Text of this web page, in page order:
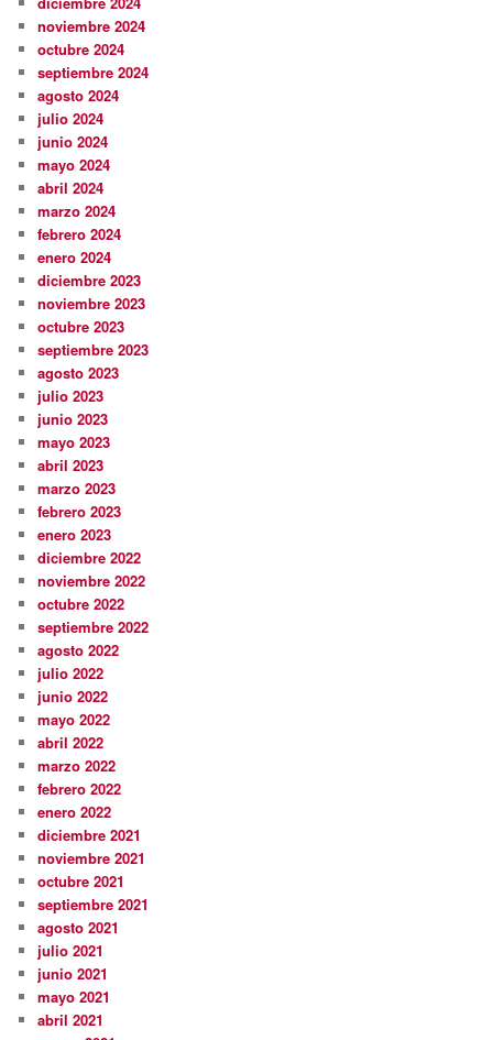
noviembre 2024
octubre 2024
septiembre 2024
agosto 2024
julio 2024
junio 2024
mayo 2024
abril 2024
marzo 2024
febrero 2024
enero 2024
diciembre 2023
noviembre 2023
octubre 2023
septiembre 2023
agosto 2023
julio 2023
junio 2023
mayo 2023
abril 2023
marzo 2023
febrero 2023
enero 2023
diciembre 2022
noviembre 2022
octubre 2022
septiembre 2022
agosto 2022
julio 2022
junio 2022
mayo 2022
abril 2022
marzo 2022
febrero 2022
enero 2022
diciembre 2021
noviembre 2021
octubre 2021
septiembre 2021
agosto 2021
julio 2021
junio 2021
mayo 2021
abril 2021